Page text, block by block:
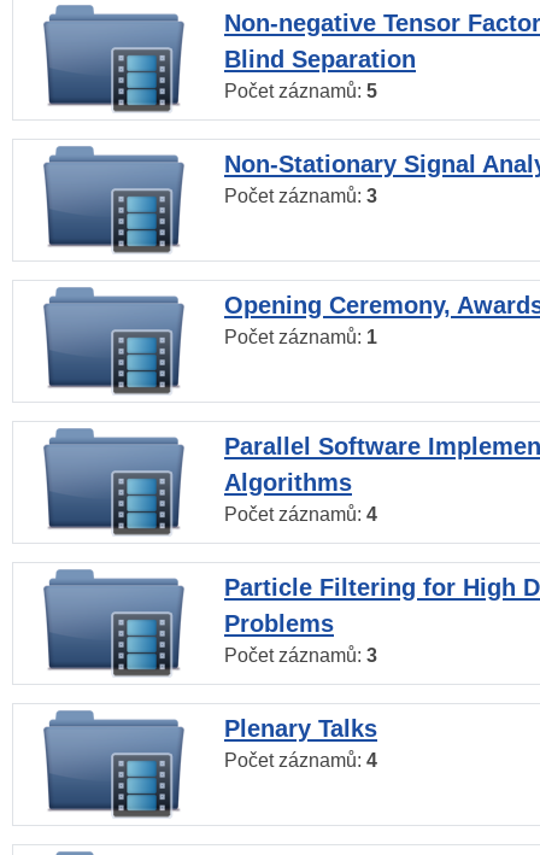
Non-negative Tensor
Blind Separation
Počet záznamů: 5
Non-Stationary Signal
Počet záznamů: 3
Opening Ceremony,
Počet záznamů: 1
Parallel Software
Algorithms
Počet záznamů: 4
Particle Filtering for High
Problems
Počet záznamů: 3
Plenary Talks
Počet záznamů: 4